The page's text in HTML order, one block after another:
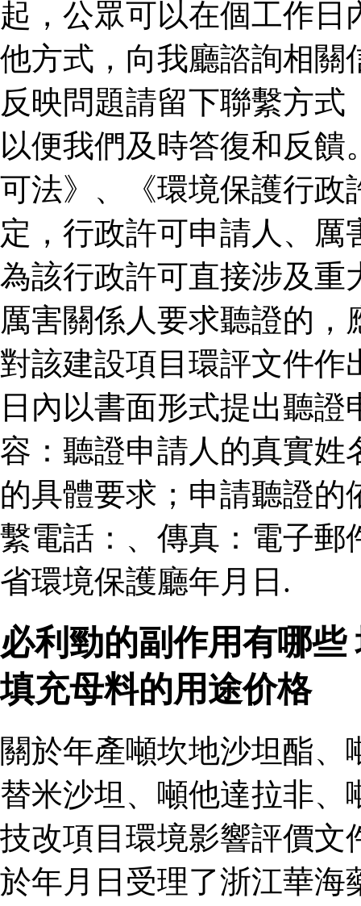
起，公眾可以在個工作
他方式，向我廳諮詢相關
反映問題請留下聯繫方
以便我們及時答復和反
可法》、《環境保護行政
定，行政許可申請人、
為該行政許可直接涉及重
厲害關係人要求聽證的
對該建設項目環評文件作
日內以書面形式提出聽
容：聽證申請人的真實姓
的具體要求；申請聽證
繫電話：、傳真：電子郵
省環境保護廳年月日.
必利勁的副作用有哪
填充母料的用途价格
關於年產噸坎地沙坦酯
替米沙坦、噸他達拉非
技改項目環境影響評價文
於年月日受理了浙江華海